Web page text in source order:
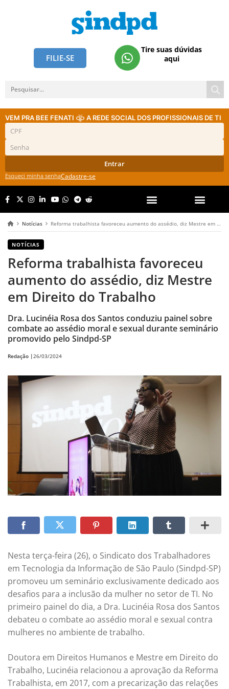
FILIE-SE
Tire suas dúvidas
aqui
VEM PRA BEE FENATI A REDE SOCIAL DOS PROFISSIONAIS DE TI
Entrar
Esqueci minha senhaCadastre-se
Notícias Reforma trabalhista favoreceu aumento do assédio, diz Mestre em Direito do Trabalho
NOTÍCIAS
Reforma trabalhista favoreceu
aumento do assédio, diz Mestre
em Direito do Trabalho
Dra. Lucinéia Rosa dos Santos conduziu painel sobre
combate ao assédio moral e sexual durante seminário
promovido pelo Sindpd-SP
Redação |26/03/2024
Nesta terça-feira (26), o Sindicato dos Trabalhadores
em Tecnologia da Informação de São Paulo (Sindpd-SP)
promoveu um seminário exclusivamente dedicado aos
desafios para a inclusão da mulher no setor de TI. No
primeiro painel do dia, a Dra. Lucinéia Rosa dos Santos
debateu o combate ao assédio moral e sexual contra
mulheres no ambiente de trabalho.
Doutora em Direitos Humanos e Mestre em Direito do
Trabalho, Lucinéia relacionou a aprovação da Reforma
Trabalhista, em 2017, com a precarização das relações